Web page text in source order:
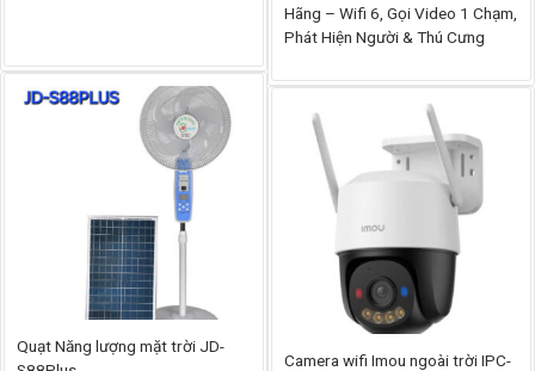
Hãng – Wifi 6, Gọi Video 1 Chạm,
Phát Hiện Người & Thú Cưng
Quạt Năng lượng mặt trời JD-
Camera wifi Imou ngoài trời IPC-